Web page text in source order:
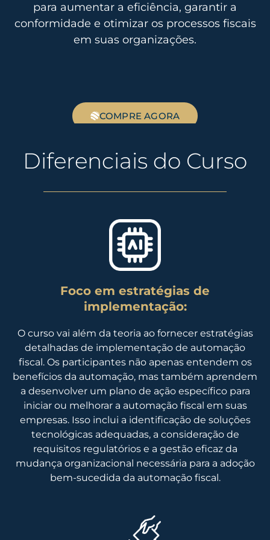
para aumentar a eficiência, garantir a
conformidade e otimizar os processos fiscais
em suas organizações.
COMPRE AGORA
Diferenciais do Curso
Foco em estratégias de
implementação:
O curso vai além da teoria ao fornecer estratégias
detalhadas de implementação de automação
fiscal. Os participantes não apenas entendem os
benefícios da automação, mas também aprendem
a desenvolver um plano de ação específico para
iniciar ou melhorar a automação fiscal em suas
empresas. Isso inclui a identificação de soluções
tecnológicas adequadas, a consideração de
requisitos regulatórios e a gestão eficaz da
mudança organizacional necessária para a adoção
bem-sucedida da automação fiscal.